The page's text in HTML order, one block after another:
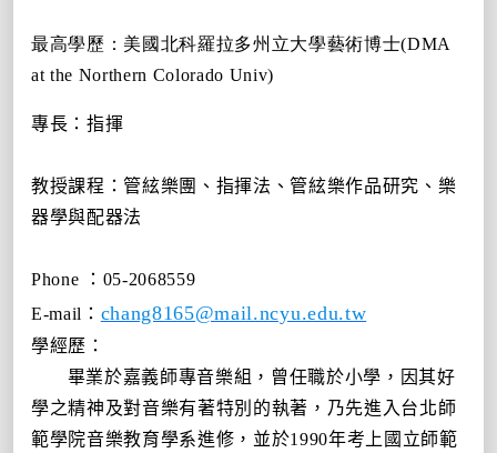
最高學歷：美國北科羅拉多州立大學藝術博士(DMA
at the Northern Colorado Univ)
專長：指揮
教授課程：管絃樂團、指揮法、管絃樂作品研究、樂
器學與配器法
Phone ： 05-2068559
E-mail ： chang8165@mail.ncyu.edu.tw
學經歷：
畢業於嘉義師專音樂組，曾任職於小學，因其好
學之精神及對音樂有著特別的執著，乃先進入台北師
範學院音樂教育學系進修，並於1990年考上國立師範